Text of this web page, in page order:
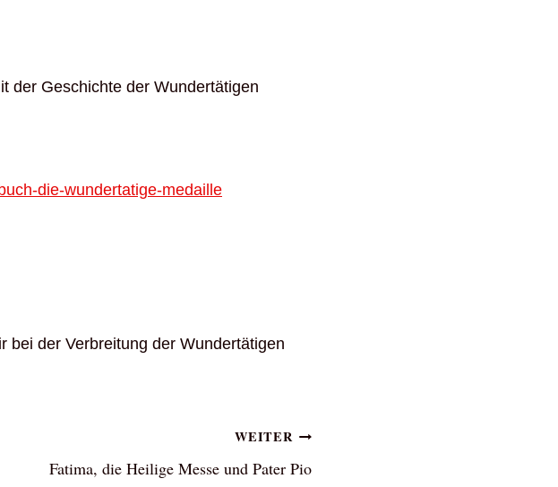
der Geschichte der Wundertätigen
die-wundertatige-medaille
bei der Verbreitung der Wundertätigen
WEITER
Fatima, die Heilige Messe und Pater Pio